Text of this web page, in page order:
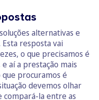
alternativas e
resposta vai
o que precisamos é
aí a prestação mais
que procuramos é
devemos olhar
compará-la entre as